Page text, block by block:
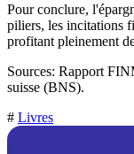
Pour conclure,
piliers, les incitations
profitant pleinement
Sources: Rapport
suisse (BNS).
# Livres